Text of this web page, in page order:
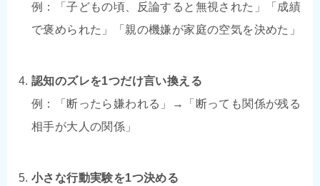
例：「子どもの頃、反論すると無視された」「成績
で褒められた」「親の機嫌が家庭の空気を決めた」
認知のズレを1つだけ言い換える
例：「断ったら嫌われる」→「断っても関係が残る
相手が大人の関係」
小さな行動実験を1つ決める